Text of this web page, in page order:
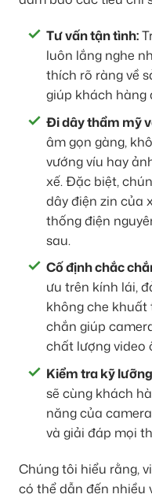
Tư vấn tận tình:
luôn lắng nghe
thích rõ ràng về
giúp khách hàng
Đi dây thẩm mỹ
âm gọn gàng,
vướng víu hay
xế. Đặc biệt,
dây điện zin của
thống điện
sau.
Cố định chắc
ưu trên kính lái,
không che khuất
chắn giúp
chất lượng video
Kiểm tra kỹ
sẽ cùng khách
năng của
và giải đáp mọi
Chúng tôi hiểu rằng,
có thể dẫn đến nhiều